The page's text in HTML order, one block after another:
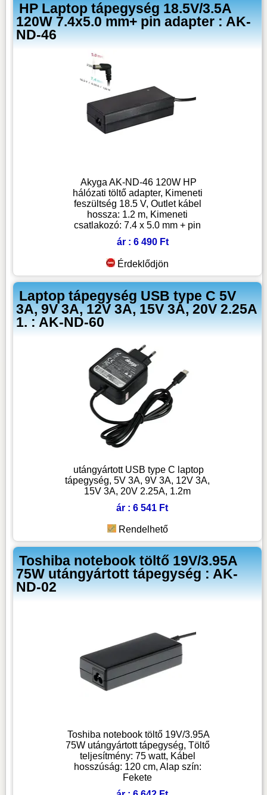
HP Laptop tápegység 18.5V/3.5A
120W 7.4x5.0 mm+ pin adapter : AK-
ND-46
Akyga AK-ND-46 120W HP
hálózati töltő adapter, Kimeneti
feszültség 18.5 V, Outlet kábel
hossza: 1.2 m, Kimeneti
csatlakozó: 7.4 x 5.0 mm + pin
ár : 6 490 Ft
Érdeklődjön
Laptop tápegység USB type C 5V
3A, 9V 3A, 12V 3A, 15V 3A, 20V 2.25A
1. : AK-ND-60
utángyártott USB type C laptop
tápegység, 5V 3A, 9V 3A, 12V 3A,
15V 3A, 20V 2.25A, 1.2m
ár : 6 541 Ft
Rendelhető
Toshiba notebook töltő 19V/3.95A
75W utángyártott tápegység : AK-
ND-02
Toshiba notebook töltő 19V/3.95A
75W utángyártott tápegység, Töltő
teljesítmény: 75 watt, Kábel
hosszúság: 120 cm, Alap szín:
Fekete